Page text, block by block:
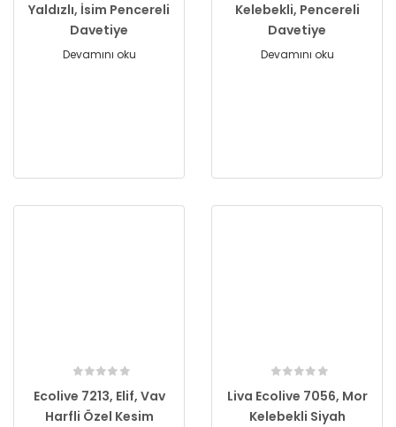
Yaldızlı, İsim Pencereli
Davetiye
Devamını oku
Kelebekli, Pencereli
Davetiye
Devamını oku
Ecolive 7213, Elif, Vav
Harfli Özel Kesim
Liva Ecolive 7056, Mor
Kelebekli Siyah